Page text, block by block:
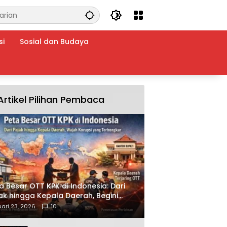
Sosial dan Budaya
Pilihan Pembaca
Besar OTT KPK di Indonesia: Dari
hingga Kepala Daerah, Begini
Korupsi yang Terbongkar
23, 2026 10